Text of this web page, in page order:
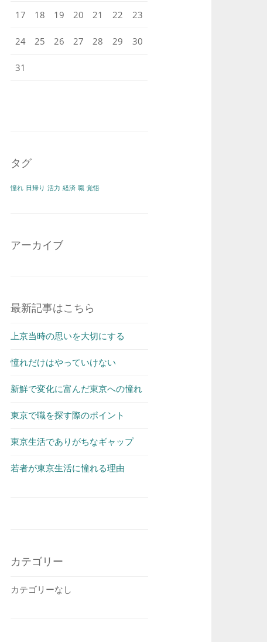
17 18 19 20 21 22 23
24 25 26 27 28 29 30
31
タグ
憧れ 日帰り 活力 経済 職 覚悟
アーカイブ
最新記事はこちら
上京当時の思いを大切にする
憧れだけはやっていけない
新鮮で変化に富んだ東京への憧れ
東京で職を探す際のポイント
東京生活でありがちなギャップ
若者が東京生活に憧れる理由
カテゴリー
カテゴリーなし